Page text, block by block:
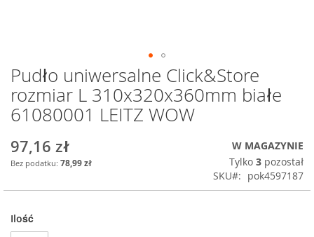
Przejdź
na
początek
galerii
Pudło uniwersalne Click&Store
rozmiar L 310x320x360mm białe
61080001 LEITZ WOW
97,16 zł
78,99 zł
W MAGAZYNIE
Tylko 3 pozostał
SKU
pok4597187
Ilość